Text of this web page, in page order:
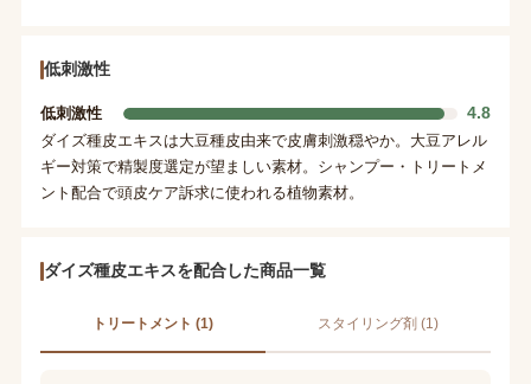
低刺激性
低刺激性 4.8
ダイズ種皮エキスは大豆種皮由来で皮膚刺激穏やか。大豆アレル
ギー対策で精製度選定が望ましい素材。シャンプー・トリートメ
ント配合で頭皮ケア訴求に使われる植物素材。
ダイズ種皮エキスを配合した商品一覧
トリートメント (1) スタイリング剤 (1)